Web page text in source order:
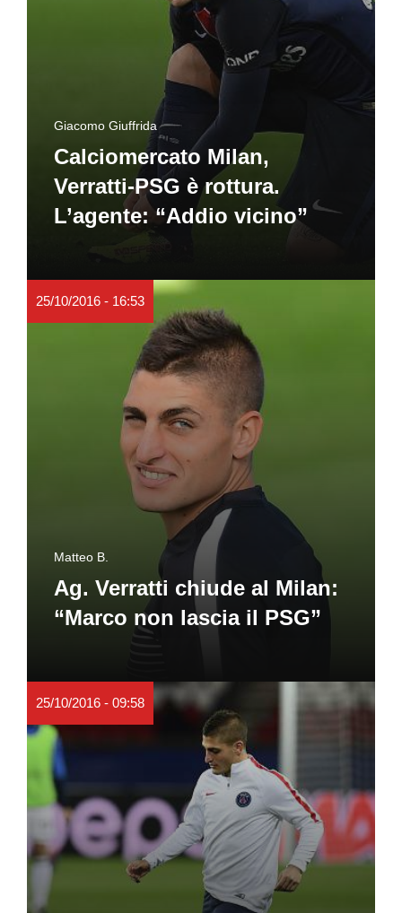
Giacomo Giuffrida
Calciomercato Milan,
Verratti-PSG è rottura.
L’agente: “Addio vicino”
25/10/2016 - 16:53
Matteo B.
Ag. Verratti chiude al Milan:
“Marco non lascia il PSG”
25/10/2016 - 09:58